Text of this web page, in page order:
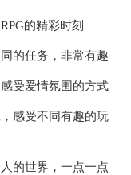
的精彩时刻
的任务，非常有趣
受爱情氛围的方式
感受不同有趣的玩
的世界，一点一点